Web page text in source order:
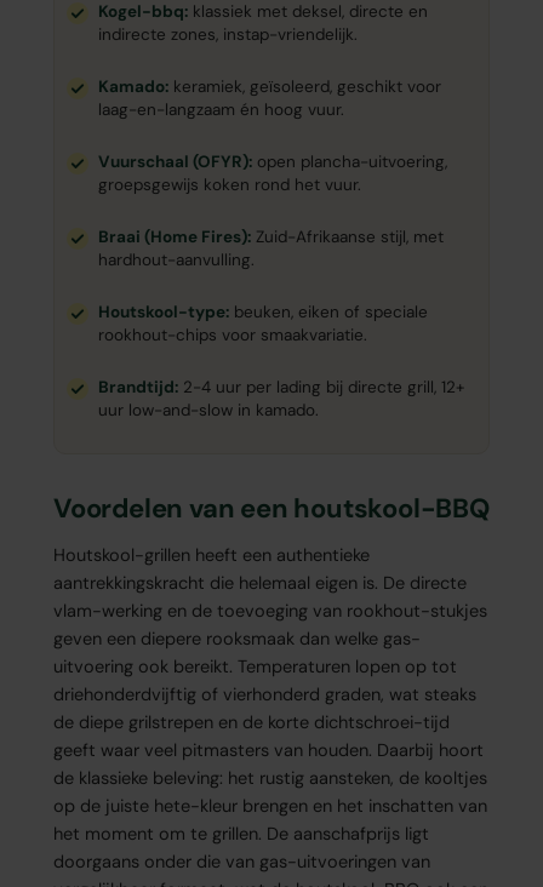
Kogel-bbq: klassiek met deksel, directe en
indirecte zones, instap-vriendelijk.
Kamado: keramiek, geïsoleerd, geschikt voor
laag-en-langzaam én hoog vuur.
Vuurschaal (OFYR): open plancha-uitvoering,
groepsgewijs koken rond het vuur.
Braai (Home Fires): Zuid-Afrikaanse stijl, met
hardhout-aanvulling.
Houtskool-type: beuken, eiken of speciale
rookhout-chips voor smaakvariatie.
Brandtijd: 2-4 uur per lading bij directe grill, 12+
uur low-and-slow in kamado.
Voordelen van een houtskool-BBQ
Houtskool-grillen heeft een authentieke
aantrekkingskracht die helemaal eigen is. De directe
vlam-werking en de toevoeging van rookhout-stukjes
geven een diepere rooksmaak dan welke gas-
uitvoering ook bereikt. Temperaturen lopen op tot
driehonderdvijftig of vierhonderd graden, wat steaks
de diepe grilstrepen en de korte dichtschroei-tijd
geeft waar veel pitmasters van houden. Daarbij hoort
de klassieke beleving: het rustig aansteken, de kooltjes
op de juiste hete-kleur brengen en het inschatten van
het moment om te grillen. De aanschafprijs ligt
doorgaans onder die van gas-uitvoeringen van